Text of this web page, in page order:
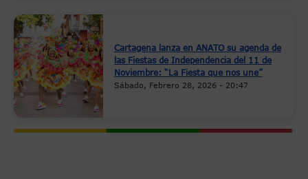
Cartagena lanza en ANATO su agenda de
las Fiestas de Independencia del 11 de
Noviembre: “La Fiesta que nos une”
Sábado, Febrero 28, 2026 - 20:47